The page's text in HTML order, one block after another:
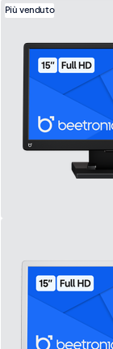
Più venduto